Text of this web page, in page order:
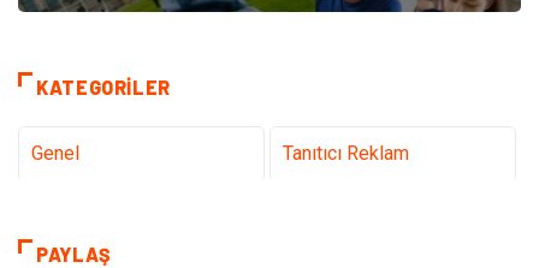
KATEGORILER
Genel Tanıtıcı Reklam
PAYLAŞ